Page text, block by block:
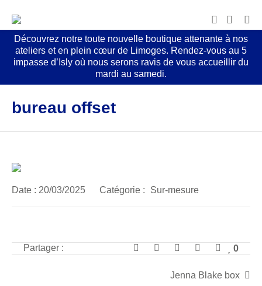
Découvrez notre toute nouvelle boutique attenante à nos
ateliers et en plein cœur de Limoges. Rendez-vous au 5
impasse d’Isly où nous serons ravis de vous accueillir du
mardi au samedi.
bureau offset
Date : 20/03/2025 Catégorie : Sur-mesure
Partager : 0
Jenna Blake box